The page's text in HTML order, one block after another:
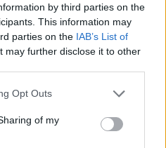
by third parties on the
This information may
parties on the IAB’s List of
may further disclose it to other
Opt Outs
of my
ΛΙΓΑ ΣΥΝΝΕΦΑ
ΠΕΡΙΟΡΙΣΜΕΝΗ
ΟΡΑΤΟΤΗΤΑ